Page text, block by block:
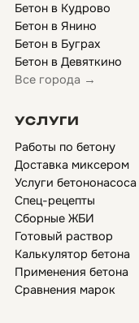
Бетон в Кудрово
Бетон в Янино
Бетон в Буграх
Бетон в Девяткино
Все города →
УСЛУГИ
Работы по бетону
Доставка миксером
Услуги бетононасоса
Спец-рецепты
Сборные ЖБИ
Готовый раствор
Калькулятор бетона
Применения бетона
Сравнения марок